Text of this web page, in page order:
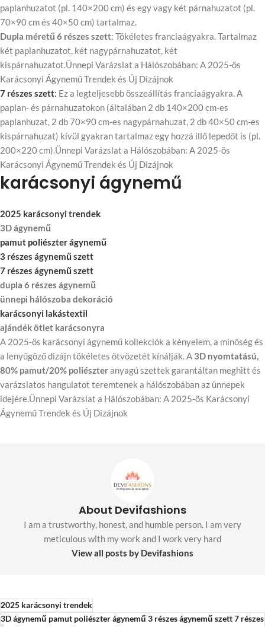
paplanhuzatot (pl. 140×200 cm) és egy vagy két párnahuzatot (pl.
70×90 cm és 40×50 cm) tartalmaz.
Dupla méretű 6 részes szett: Tökéletes franciaágyakra. Tartalmaz
két paplanhuzatot, két nagypárnahuzatot, két
kispárnahuzatot.Ünnepi Varázslat a Hálószobában: A 2025-ös
Karácsonyi Ágynemű Trendek és Új Dizájnok
7 részes szett: Ez a legteljesebb összeállítás franciaágyakra. A
paplan- és párnahuzatokon (általában 2 db 140×200 cm-es
paplanhuzat, 2 db 70×90 cm-es nagypárnahuzat, 2 db 40×50 cm-es
kispárnahuzat) kívül gyakran tartalmaz egy hozzá illő lepedőt is (pl.
200×220 cm).Ünnepi Varázslat a Hálószobában: A 2025-ös
Karácsonyi Ágynemű Trendek és Új Dizájnok
karácsonyi ágynemű
2025 karácsonyi trendek
3D ágynemű
pamut poliészter ágynemű
3 részes ágynemű szett
7 részes ágynemű szett
dupla 6 részes ágynemű
ünnepi hálószoba dekoráció
karácsonyi lakástextil
ajándék ötlet karácsonyra
A 2025-ös karácsonyi ágynemű kollekciók a kényelem, a minőség és
a lenyűgöző dizájn tökéletes ötvözetét kínálják. A 3D nyomtatású,
80% pamut/20% poliészteranyagú szettek garantáltan meghitt és
varázslatos hangulatot teremtenek a hálószobában az ünnepek
idejére.Ünnepi Varázslat a Hálószobában: A 2025-ös Karácsonyi
Ágynemű Trendek és Új Dizájnok
About Devifashions
I am a trustworthy, honest, and humble person. I am very
meticulous with my work and I work very hard
View all posts by Devifashions
2025 karácsonyi trendek
3D ágynemű pamut poliészter ágynemű 3 részes ágynemű szett 7 részes